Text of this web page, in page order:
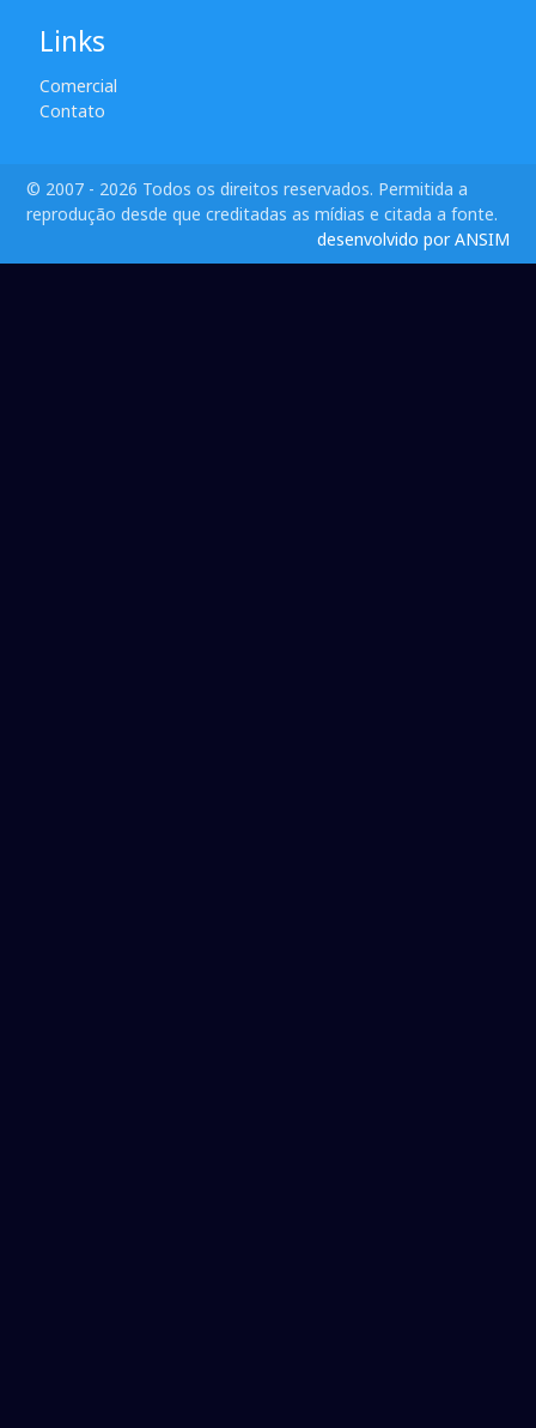
Links
Comercial
Contato
© 2007 - 2026 Todos os direitos reservados. Permitida a
reprodução desde que creditadas as mídias e citada a fonte.
desenvolvido por ANSIM